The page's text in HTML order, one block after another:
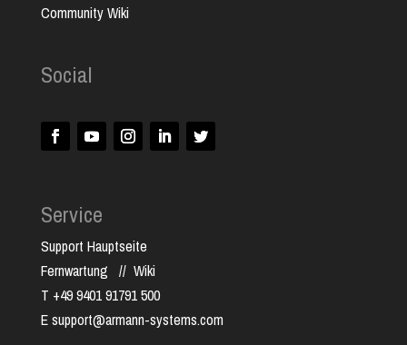
Community Wiki
Social
Service
Support Hauptseite
Fernwartung // Wiki
T +49 9401 91791 500
E support@armann-systems.com